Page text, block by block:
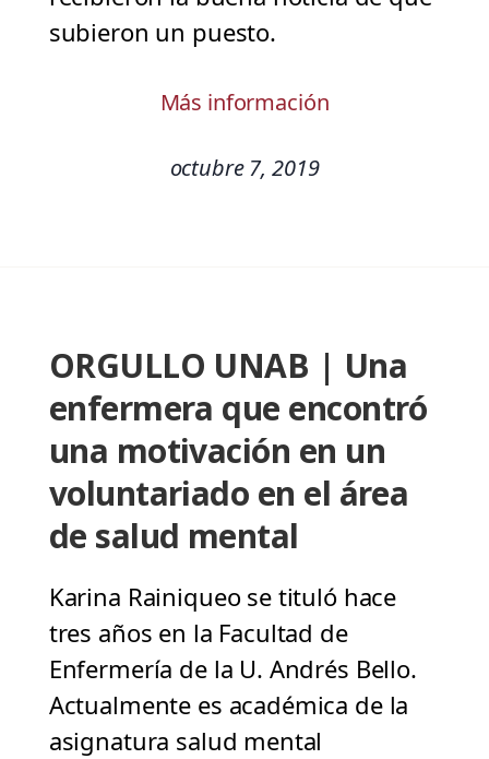
subieron un puesto.
Más información
octubre 7, 2019
ORGULLO UNAB | Una
enfermera que encontró
una motivación en un
voluntariado en el área
de salud mental
Karina Rainiqueo se tituló hace
tres años en la Facultad de
Enfermería de la U. Andrés Bello.
Actualmente es académica de la
asignatura salud mental